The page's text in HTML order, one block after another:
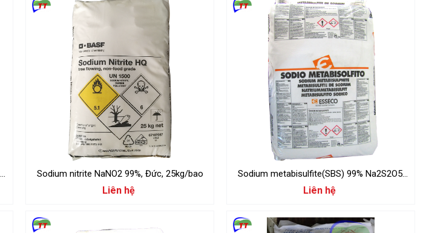
Sodium nitrite NaNO2 99%, Đức, 25kg/bao
Liên hệ
Sodium metabisulfite(SBS) 99% Na2S2O5,
25kg/Bao
Liên hệ